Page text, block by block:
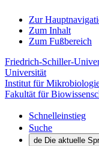
Zur
Zum Inhalt
Zum Fußbereich
Friedrich-Schiller-
Universität
Institut für
Fakultät für
Schnelleinstieg
Suche
de Die aktuelle